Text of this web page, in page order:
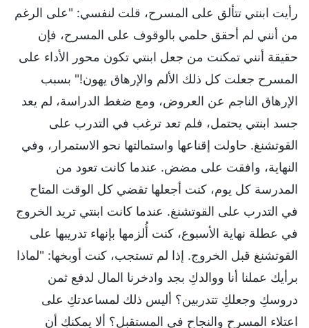
رأيت ابنتي تتألق على المسرح، قلت لنفسي: "على الرغم
من أنني لم أحقق حلمي بالوقوف على المسرح، فإن
حقيقة أنني تمكنت من جعل ابنتي تكون محور الأداء على
المسرح جعلت كل ذلك الألم والإرهاق يهون!" بسبب
الإرهاق الناجم عن العروض، ومع ضغط الدراسة، لم يعد
جسد ابنتي يحتمل، فلم تعد ترغب في التدرب على
القوتشنغ. حاولت إقناعها واستمالتها نحو الاستمرار، وفي
النهاية، وافقت على مضض. عندما كانت تعود من
المدرسة كل يوم، كنت أجعلها تقضي كل الوقت المتاح
في التدرب على القوتشنغ. عندما كانت ابنتي تريد الخروج
في عطلة نهاية الأسبوع، كنت أُلزمها بإنهاء تدريبها على
القوتشنغ قبل الخروج. إذا لم تستجب، كنت أوبخها: "لماذا
برأيك عملنا أنا ووالدكِ بجد وادخرنا المال لدفع ثمن
دروسكِ وجعلكِ تتدربين؟ أليس ذلك لمساعدتكِ على
اعتلاء المسرح والنجاح في المستقبل؟ ألا يمكنكِ أن